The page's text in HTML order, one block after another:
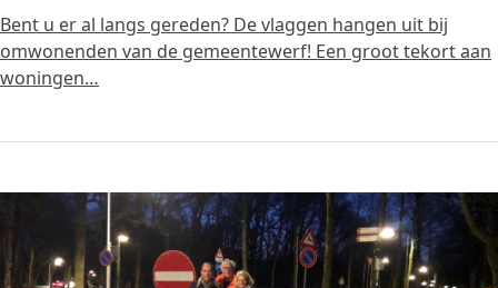
Bent u er al langs gereden? De vlaggen hangen uit bij
omwonenden van de gemeentewerf! Een groot tekort aan
woningen…